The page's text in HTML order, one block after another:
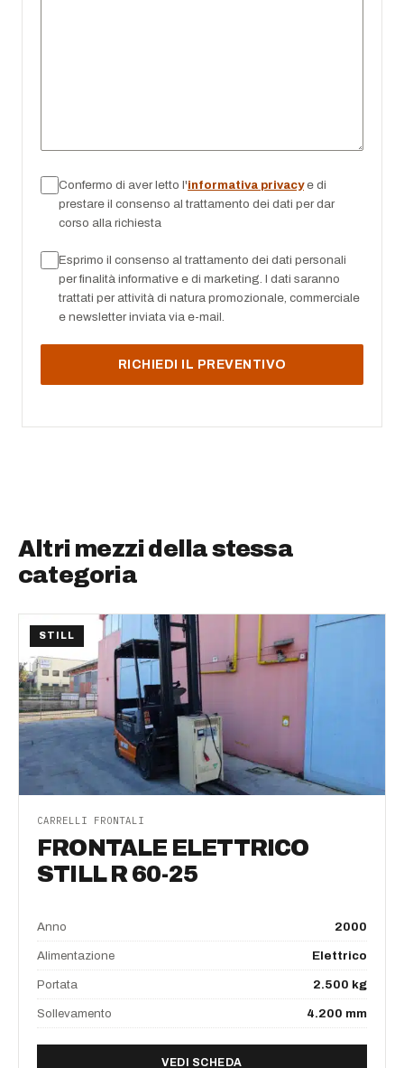
Confermo di aver letto l'informativa privacye di
prestare il consenso al trattamento dei dati per dar
corso alla richiesta
Esprimo il consenso al trattamento dei dati personali
per finalità informative e di marketing. I dati saranno
trattati per attività di natura promozionale, commerciale
e newsletter inviata via e-mail.
Altri mezzi della stessa
categoria
STILL
CARRELLI FRONTALI
FRONTALE ELETTRICO
STILL R 60-25
Anno 2000
Alimentazione Elettrico
Portata 2.500 kg
Sollevamento 4.200 mm
VEDI SCHEDADI FRONTALE ELETTRICO